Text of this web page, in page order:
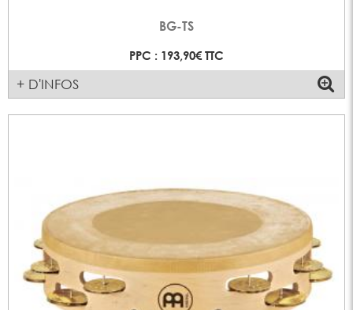
BG-TS
PPC : 193,90€ TTC
+ D'INFOS